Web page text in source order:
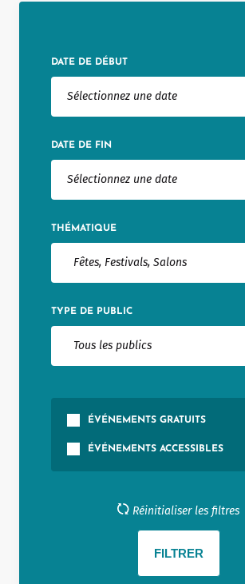
DATE DE DÉBUT
DATE DE FIN
THÉMATIQUE
Fêtes, Festivals, Salons
TYPE DE PUBLIC
Tous les publics
ÉVÉNEMENTS GRATUITS
ÉVÉNEMENTS ACCESSIBLES
Réinitialiser les filtres